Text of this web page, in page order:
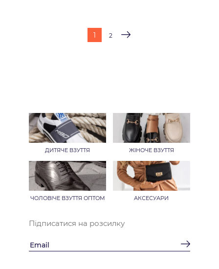
1 2
Підписатися на розсилку
ДИТЯЧЕ ВЗУТТЯ ЖІНОЧЕ ВЗУТТЯ
ЧОЛОВІЧЕ ВЗУТТЯ ОПТОМ АКСЕСУАРИ